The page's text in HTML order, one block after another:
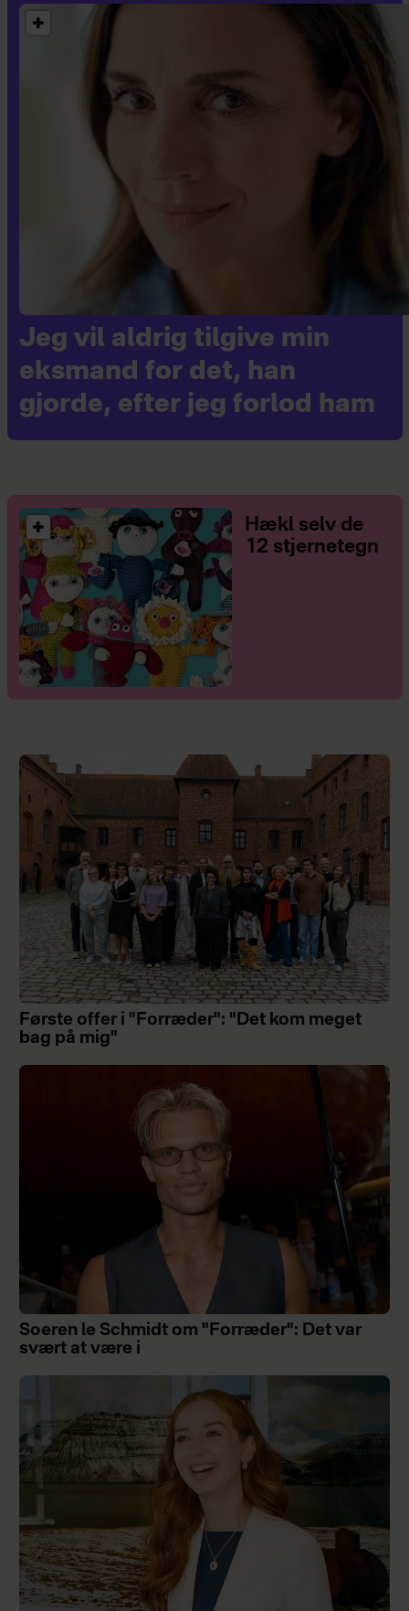
Jeg vil aldrig tilgive min
eksmand for det, han
gjorde, efter jeg forlod ham
Hækl selv de
12 stjernetegn
Første offer i "Forræder": "Det kom meget
bag på mig"
Soeren le Schmidt om "Forræder": Det var
svært at være i